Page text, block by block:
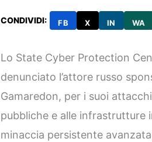
CONDIVIDI: FB X IN WA
Lo State Cyber Protection
denunciato l’attore russo
Gamaredon, per i suoi
pubbliche e alle infrastrutture
minaccia persistente